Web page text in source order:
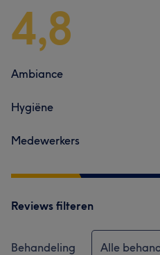
4,8
Ambiance
Hygiëne
Medewerkers
Reviews filteren
Behandeling Alle